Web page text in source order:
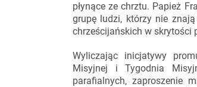
płynące ze chrztu. Papież
grupę ludzi, którzy nie
chrześcijańskich w skrytości
Wyliczając inicjatywy
Misyjnej i Tygodnia
parafialnych, zaproszenie